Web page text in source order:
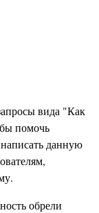
вида "Как
помочь
данную
обрели